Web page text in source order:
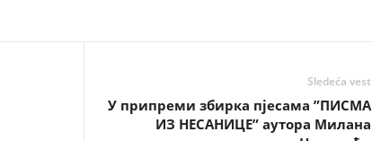
Sledeća vest
У припреми збирка пјесама ”ПИСМА
ИЗ НЕСАНИЦЕ” аутора Милана